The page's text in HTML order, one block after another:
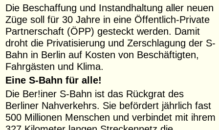
Die Beschaffung und Instandhaltung aller neuen
Züge soll für 30 Jahre in eine Öffentlich-Private
Partnerschaft (ÖPP) gesteckt werden. Damit
droht die Privatisierung und Zerschlagung der S-
Bahn in Berlin auf Kosten von Beschäftigten,
Fahrgästen und Klima.
Eine S-Bahn für alle!
Die Ber!iner S-Bahn ist das Rückgrat des
Berliner Nahverkehrs. Sie befördert jährlich fast
500 Millionen Menschen und verbindet mit ihrem